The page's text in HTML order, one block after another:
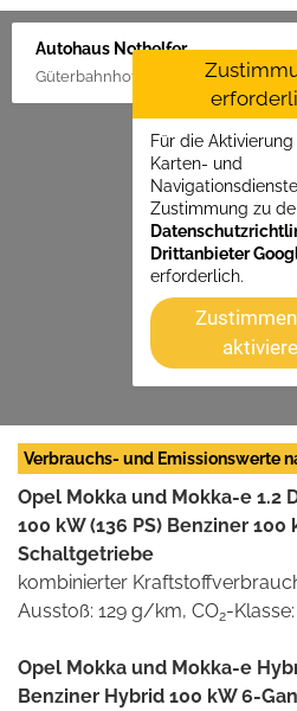
Autohaus Nothelfer
Güterbahnhof 2, 88416
Für die
Karten- und
Zustimmung zu
Drittanbieter
erforderlich.
Verbrauchs- und Emissionswerte
Opel Mokka und Mokka-e 1.2
100 kW (136 PS) Benziner 100
Schaltgetriebe
kombinierter
Ausstoß: 129 g/km, CO2-
Opel Mokka und Mokka-e
Benziner Hybrid 100 kW 6-